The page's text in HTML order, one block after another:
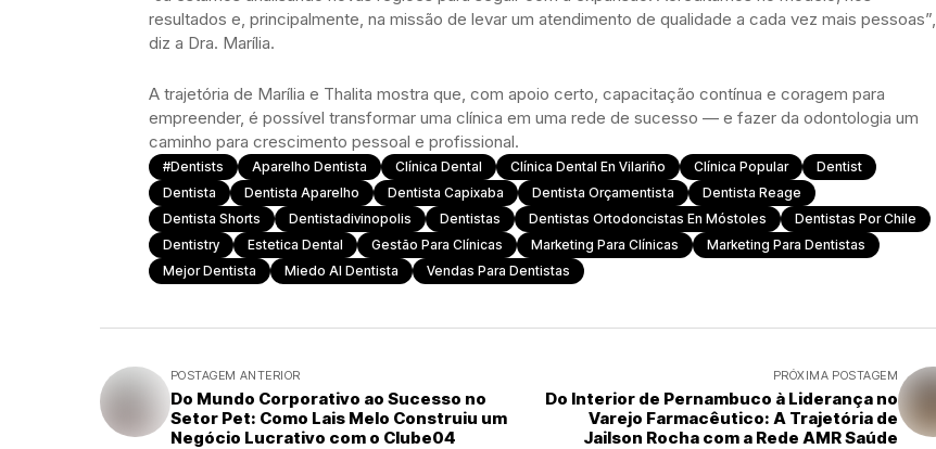
resultados e, principalmente, na missão de levar um atendimento de qualidade a cada vez mais pessoas”,
diz a Dra. Marília.
A trajetória de Marília e Thalita mostra que, com apoio certo, capacitação contínua e coragem para
empreender, é possível transformar uma clínica em uma rede de sucesso — e fazer da odontologia um
caminho para crescimento pessoal e profissional.
#dentists Aparelho Dentista Clínica Dental Clínica Dental En Vilariño Clínica Popular
Dentist
Dentista
Dentista Aparelho Dentista Capixaba Dentista Orçamentista
Dentista Reage
Dentista Shorts
Dentistadivinopolis Dentistas Dentistas Ortodoncistas En Móstoles
Dentistas Por Chile
Dentistry
Estetica Dental Gestão Para Clínicas Marketing Para Clínicas
Marketing Para Dentistas
Mejor Dentista
Miedo Al Dentista Vendas Para Dentistas
POSTAGEM ANTERIOR
Do Mundo Corporativo ao Sucesso no
Setor Pet: Como Lais Melo Construiu um
Negócio Lucrativo com o Clube04
PRÓXIMA POSTAGEM
Do Interior de Pernambuco à Liderança no
Varejo Farmacêutico: A Trajetória de
Jailson Rocha com a Rede AMR Saúde